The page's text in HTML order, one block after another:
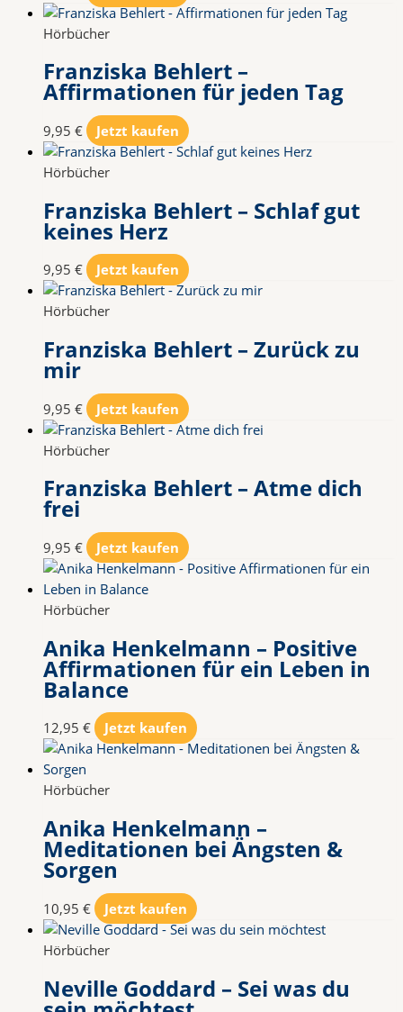
Hörbücher
Franziska Behlert –
Affirmationen für jeden Tag
9,95 € Jetzt kaufen
Hörbücher
Franziska Behlert – Schlaf gut
keines Herz
9,95 € Jetzt kaufen
Hörbücher
Franziska Behlert – Zurück zu
mir
9,95 € Jetzt kaufen
Hörbücher
Franziska Behlert – Atme dich
frei
9,95 € Jetzt kaufen
Hörbücher
Anika Henkelmann – Positive
Affirmationen für ein Leben in
Balance
12,95 € Jetzt kaufen
Hörbücher
Anika Henkelmann –
Meditationen bei Ängsten &
Sorgen
10,95 € Jetzt kaufen
Hörbücher
Neville Goddard – Sei was du